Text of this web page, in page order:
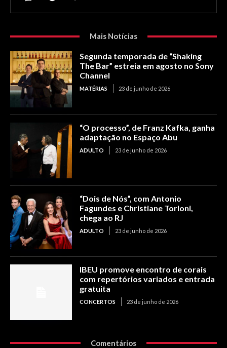
Mais Notícias
Segunda temporada de “Shaking
The Bar” estreia em agosto no Sony
Channel
MATÉRIAS 23 de junho de 2026
“O processo”, de Franz Kafka, ganha
adaptação no Espaço Abu
ADULTO 23 de junho de 2026
“Dois de Nós”, com Antonio
Fagundes e Christiane Torloni,
chega ao RJ
ADULTO 23 de junho de 2026
IBEU promove encontro de corais
com repertórios variados e entrada
gratuita
CONCERTOS 23 de junho de 2026
Comentários